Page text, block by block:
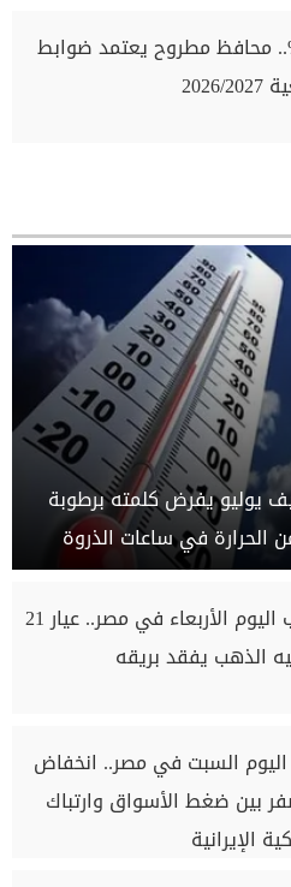
من 85%.. محافظ مطروح يعتمد ضوابط
يفرض كلمته برطوبة
الحرارة في ساعات الذروة
أسعار الذهب اليوم الأربعاء في مصر.. عيار 21
الذهب يفقد بريقه
السبت في مصر.. انخفاض
بين ضغط الأسواق وارتباك
الإيرانية